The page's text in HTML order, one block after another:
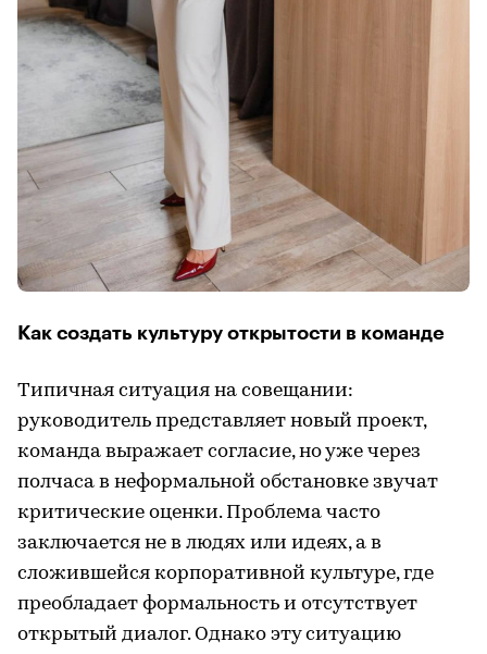
Как создать культуру открытости в команде
Типичная ситуация на совещании:
руководитель представляет новый проект,
команда выражает согласие, но уже через
полчаса в неформальной обстановке звучат
критические оценки. Проблема часто
заключается не в людях или идеях, а в
сложившейся корпоративной культуре, где
преобладает формальность и отсутствует
открытый диалог. Однако эту ситуацию